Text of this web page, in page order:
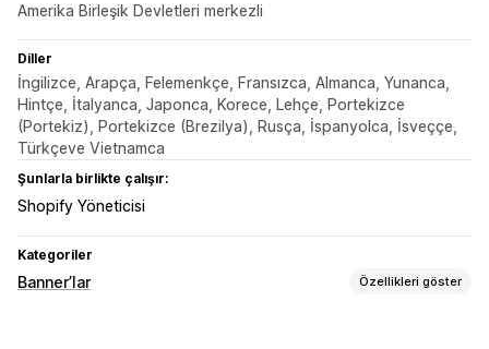
Amerika Birleşik Devletleri merkezli
Diller
İngilizce, Arapça, Felemenkçe, Fransızca, Almanca, Yunanca,
Hintçe, İtalyanca, Japonca, Korece, Lehçe, Portekizce
(Portekiz), Portekizce (Brezilya), Rusça, İspanyolca, İsveççe,
Türkçeve Vietnamca
Şunlarla birlikte çalışır:
Shopify Yöneticisi
Kategoriler
Banner’lar Özellikleri göster